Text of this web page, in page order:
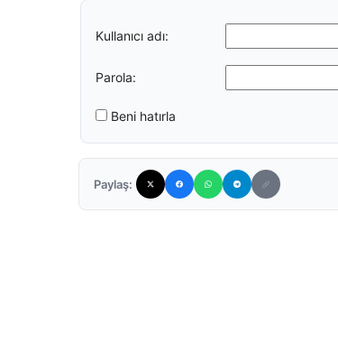
Kullanıcı adı:
Parola:
Beni hatırla
Paylaş: